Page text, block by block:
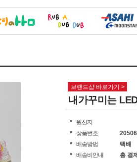
브랜드샵 바로가기 >
내가꾸미는
원산지
상품번호
배송방법
택배
배송비안내
총 결